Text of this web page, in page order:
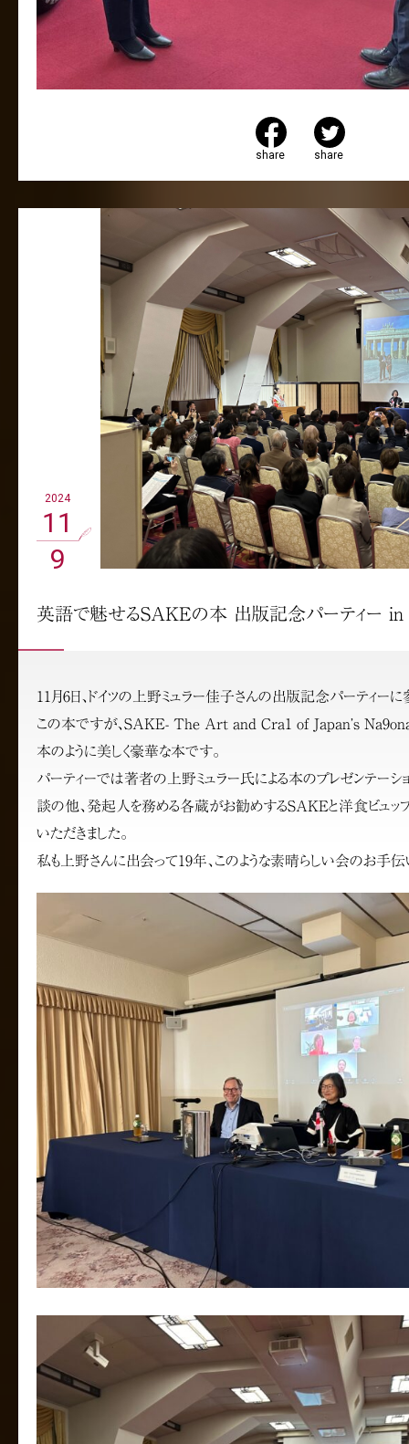
share share
2024
11
9
英語で魅せるSAKEの本 出版記念パーティー
11月6日、ドイツの上野ミュラー佳子さんの出版記念パーティーに
この本ですが、SAKE- The Art and Cra1 of Japan’s
本のように美しく豪華な本です。
パーティーでは著者の上野ミュラー⽒による本のプレゼンテーシ
談の他、発起⼈を務める各蔵がお勧めするSAKEと洋⾷ビュッ
いただきました。
私も上野さんに出会って19年、このような素晴らしい会のお手